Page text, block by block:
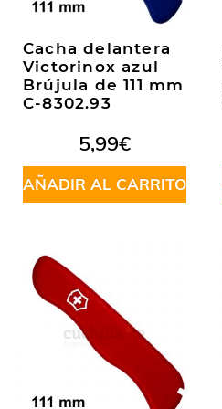
Cacha delantera
Victorinox azul
Brújula de 111 mm
C-8302.93
5,99€
AÑADIR AL CARRITO